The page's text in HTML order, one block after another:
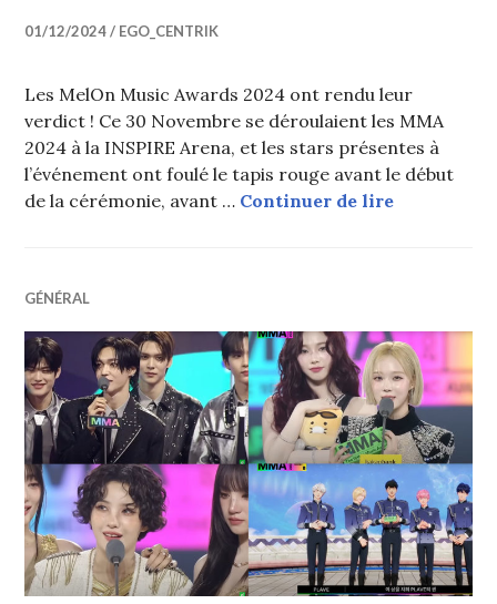
01/12/2024 EGO_CENTRIK
Les MelOn Music Awards 2024 ont rendu leur
verdict ! Ce 30 Novembre se déroulaient les MMA
2024 à la INSPIRE Arena, et les stars présentes à
l’événement ont foulé le tapis rouge avant le début
de la cérémonie, avant … Continuer de lireLes
GÉNÉRAL